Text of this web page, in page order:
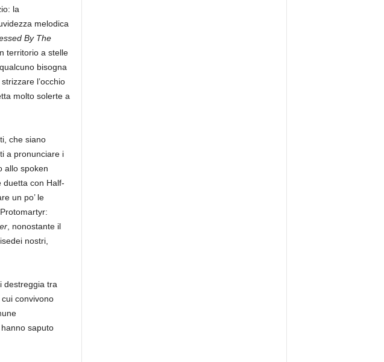
la
melodica
By The
territorio a stelle
bisogna
l’occhio
molto solerte a
che siano
a pronunciare i
allo spoken
duetta con Half-
un po’ le
, nonostante il
nostri,
destreggia tra
convivono
saputo